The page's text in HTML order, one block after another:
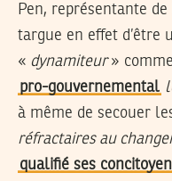
Pen, représentante
targue en effet d’être
« dynamiteur»
pro-gouvernemental
à même de secouer
réfractaires au
qualifié ses